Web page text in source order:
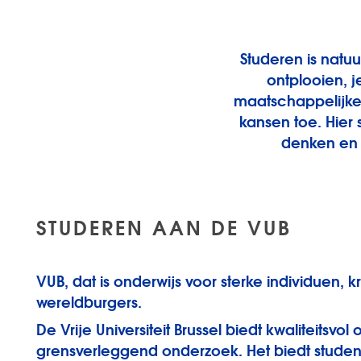
Studeren is
ontplooien,
kansen toe.
denken
STUDEREN AAN DE VUB
VUB, dat is onderwijs voor sterke individuen,
wereldburgers.
De Vrije Universiteit Brussel biedt
grensverleggend onderzoek. Het biedt